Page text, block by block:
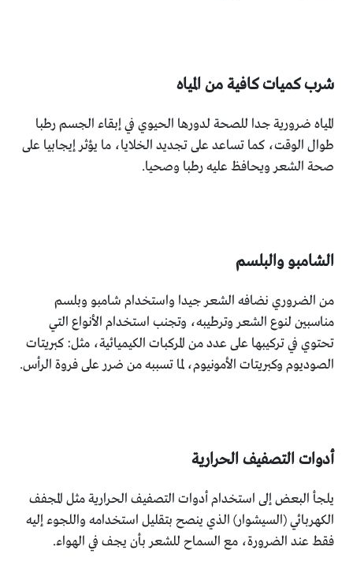
شرب كميات كافية من المياه
المياه ضرورية جدا للصحة لدورها الحيوي في إبقاء الجسم رطبا
طوال الوقت، كما تساعد على تجديد الخلايا، ما يؤثر إيجابيا على
صحة الشعر ويحافظ عليه رطبا وصحيا.
الشامبو والبلسم
من الضروري نضافه الشعر جيدا واستخدام شامبو وبلسم
مناسبين لنوع الشعر وترطيبه، وتجنب استخدام الأنواع التي
تحتوي في تركيبها على عدد من المركبات الكيميائية، مثل: كبريتات
الصوديوم وكبريتات الأمونيوم، لما تسببه من ضرر على فروة الرأس.
أدوات التصفيف الحرارية
يلجأ البعض إلى استخدام أدوات التصفيف الحرارية مثل المجفف
الكهربائي (السيشوار) الذي ينصح بتقليل استخدامه واللجوء إليه
فقط عند الضرورة، مع السماح للشعر بأن يجف في الهواء.